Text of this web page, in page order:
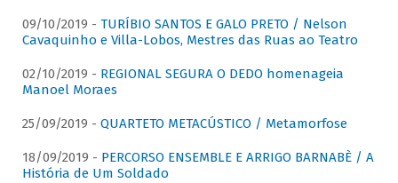
09/10/2019 - TURÍBIO SANTOS E GALO PRETO / Nelson
Cavaquinho e Villa-Lobos, Mestres das Ruas ao Teatro
02/10/2019 - REGIONAL SEGURA O DEDO homenageia
Manoel Moraes
25/09/2019 - QUARTETO METACÚSTICO / Metamorfose
18/09/2019 - PERCORSO ENSEMBLE E ARRIGO BARNABÈ / A
História de Um Soldado